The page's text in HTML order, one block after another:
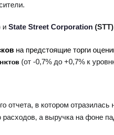
и State Street Corporation(STT)
на предстоящие торги
(от -0,7% до +0,7% к
в котором отразилась
а выручка на фоне